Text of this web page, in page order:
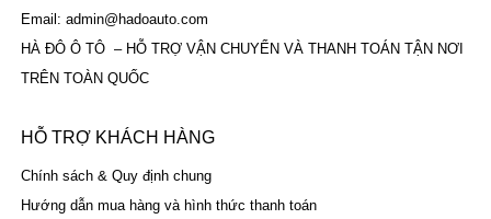
Email: admin@hadoauto.com
HÀ ĐÔ Ô TÔ – HỖ TRỢ VẬN CHUYỂN VÀ THANH TOÁN TẬN NƠI
TRÊN TOÀN QUỐC
HỖ TRỢ KHÁCH HÀNG
Chính sách & Quy định chung
Hướng dẫn mua hàng và hình thức thanh toán